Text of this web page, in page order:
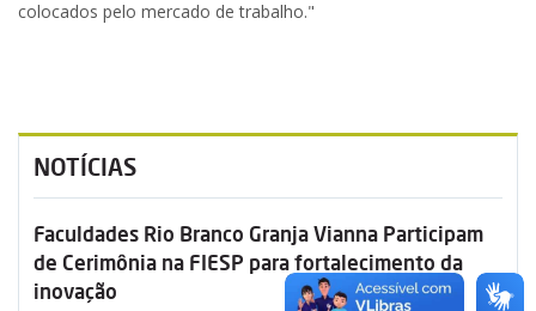
colocados pelo mercado de trabalho."
NOTÍCIAS
Faculdades Rio Branco Granja Vianna Participam
de Cerimônia na FIESP para fortalecimento da
inovação